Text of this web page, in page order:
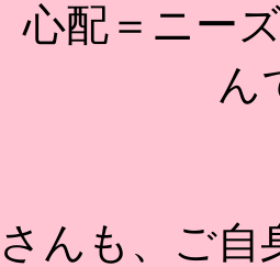
心配＝ニー
ん
んも、ご自